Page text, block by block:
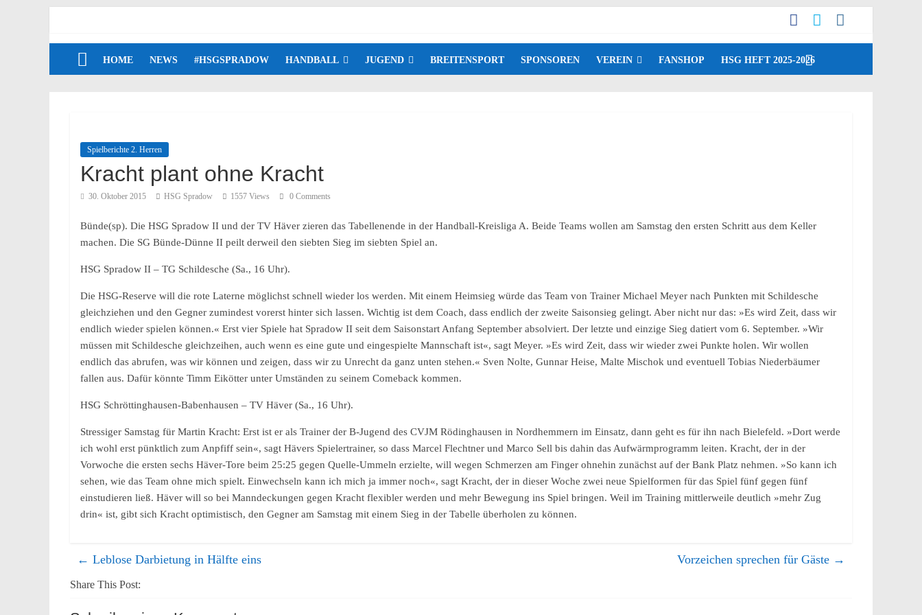
HOME NEWS #HSGSPRADOW HANDBALL JUGEND BREITENSPORT SPONSOREN VEREIN FANSHOP HSG HEFT 2025-2026
Spielberichte 2. Herren
Kracht plant ohne Kracht
30. Oktober 2015 HSG Spradow 1557 Views 0 Comments
Bünde(sp). Die HSG Spradow II und der TV Häver zieren das Tabellenende in der Handball-Kreisliga A. Beide Teams wollen am Samstag den ersten Schritt aus dem Keller
machen. Die SG Bünde-Dünne II peilt derweil den siebten Sieg im siebten Spiel an.
HSG Spradow II – TG Schildesche (Sa., 16 Uhr).
Die HSG-Reserve will die rote Laterne möglichst schnell wieder los werden. Mit einem Heimsieg würde das Team von Trainer Michael Meyer nach Punkten mit Schildesche
gleichziehen und den Gegner zumindest vorerst hinter sich lassen. Wichtig ist dem Coach, dass endlich der zweite Saisonsieg gelingt. Aber nicht nur das: »Es wird Zeit, dass wir
endlich wieder spielen können.« Erst vier Spiele hat Spradow II seit dem Saisonstart Anfang September absolviert. Der letzte und einzige Sieg datiert vom 6. September. »Wir
müssen mit Schildesche gleichzeihen, auch wenn es eine gute und eingespielte Mannschaft ist«, sagt Meyer. »Es wird Zeit, dass wir wieder zwei Punkte holen. Wir wollen
endlich das abrufen, was wir können und zeigen, dass wir zu Unrecht da ganz unten stehen.« Sven Nolte, Gunnar Heise, Malte Mischok und eventuell Tobias Niederbäumer
fallen aus. Dafür könnte Timm Eikötter unter Umständen zu seinem Comeback kommen.
HSG Schröttinghausen-Babenhausen – TV Häver (Sa., 16 Uhr).
Stressiger Samstag für Martin Kracht: Erst ist er als Trainer der B-Jugend des CVJM Rödinghausen in Nordhemmern im Einsatz, dann geht es für ihn nach Bielefeld. »Dort werde
ich wohl erst pünktlich zum Anpfiff sein«, sagt Hävers Spielertrainer, so dass Marcel Flechtner und Marco Sell bis dahin das Aufwärmprogramm leiten. Kracht, der in der
Vorwoche die ersten sechs Häver-Tore beim 25:25 gegen Quelle-Ummeln erzielte, will wegen Schmerzen am Finger ohnehin zunächst auf der Bank Platz nehmen. »So kann ich
sehen, wie das Team ohne mich spielt. Einwechseln kann ich mich ja immer noch«, sagt Kracht, der in dieser Woche zwei neue Spielformen für das Spiel fünf gegen fünf
einstudieren ließ. Häver will so bei Manndeckungen gegen Kracht flexibler werden und mehr Bewegung ins Spiel bringen. Weil im Training mittlerweile deutlich »mehr Zug
drin« ist, gibt sich Kracht optimistisch, den Gegner am Samstag mit einem Sieg in der Tabelle überholen zu können.
← Leblose Darbietung in Hälfte eins Vorzeichen sprechen für Gäste →
Share This Post: